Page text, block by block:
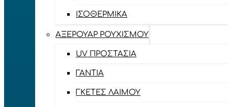
ΙΣΟΘΕΡΜΙΚΆ
ΑΞΕΡΟΥΆΡ ΡΟΥΧΙΣΜΟΎ
UV ΠΡΟΣΤΑΣΊΑ
ΓΆΝΤΙΑ
ΓΚΈΤΕΣ ΛΑΊΜΟΥ